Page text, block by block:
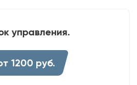
управления.
1200 руб.